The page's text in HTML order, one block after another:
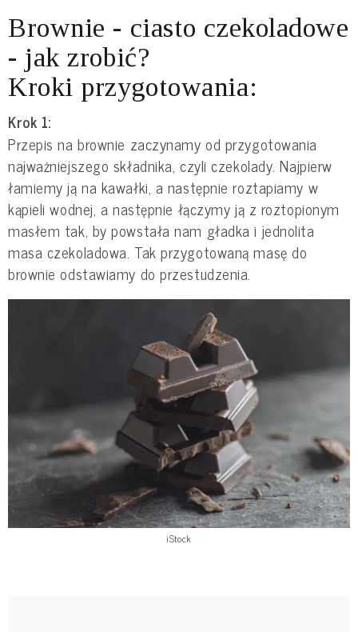
Brownie - ciasto czekoladowe
- jak zrobić?
Kroki przygotowania:
Krok 1:
Przepis na brownie zaczynamy od przygotowania
najważniejszego składnika, czyli czekolady. Najpierw
łamiemy ją na kawałki, a następnie roztapiamy w
kąpieli wodnej, a następnie łączymy ją z roztopionym
masłem tak, by powstała nam gładka i jednolita
masa czekoladowa. Tak przygotowaną masę do
brownie odstawiamy do przestudzenia.
iStock